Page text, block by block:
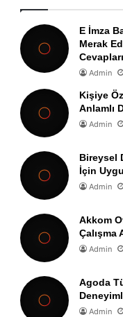
E İmza
Merak
Cevapları
Admin
Kişiye
Anlamlı
Admin
Bireysel
İçin
Admin
Akkom
Çalışma
Admin
Agoda
Admin